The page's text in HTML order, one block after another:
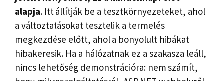
alapja. Itt állítják be a tesztkörnyezeteket, ahol
a változtatásokat tesztelik a termelés
megkezdése előtt, ahol a bonyolult hibákat
hibakeresik. Ha a hálózatnak ez a szakasza leáll,
nincs lehetőség demonstrációra: nem számít,